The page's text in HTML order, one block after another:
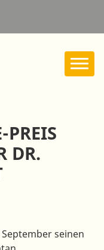
PREIS
DR.
seinen